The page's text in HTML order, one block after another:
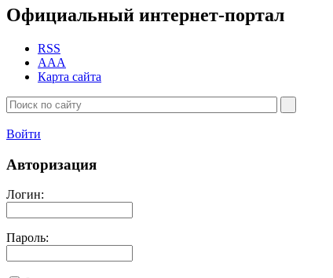
Официальный интернет-портал
RSS
AAA
Карта сайта
Войти
Авторизация
Логин:
Пароль: